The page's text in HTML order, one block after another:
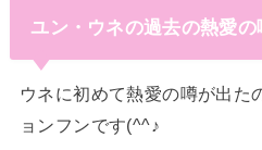
ユン・ウネの過去の熱愛の
ウネに初めて熱愛の噂が出た
ョンフンです(^^♪